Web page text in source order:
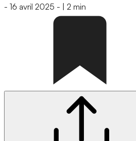
- 16 avril 2025 - 2 min